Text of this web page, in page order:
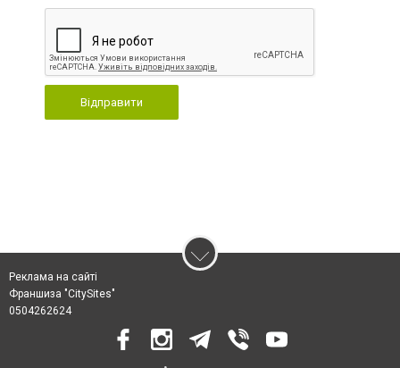
Відправити
Реклама на сайті
Франшиза "CitySites"
0504262624